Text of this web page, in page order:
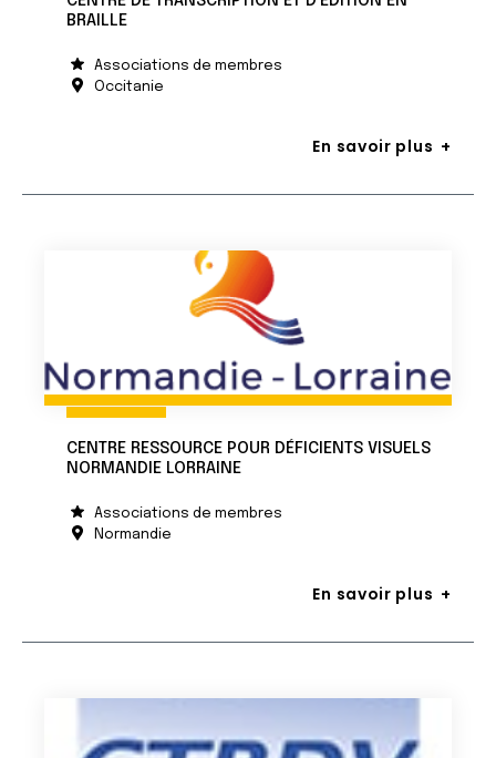
BRAILLE
Associations de membres
Occitanie
En savoir plus
CENTRE RESSOURCE POUR DÉFICIENTS VISUELS
NORMANDIE LORRAINE
Associations de membres
Normandie
En savoir plus